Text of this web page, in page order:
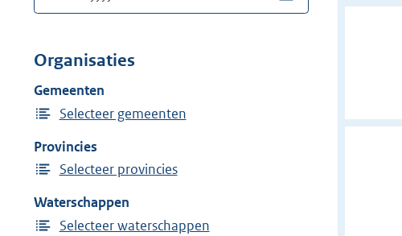
Organisaties
Gemeenten
Selecteer gemeenten
Provincies
Selecteer provincies
Waterschappen
Selecteer waterschappen